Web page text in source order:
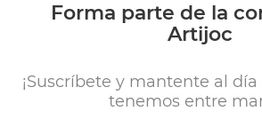
Forma parte de la
Artijoc
¡Suscríbete y mantente al
tenemos entre